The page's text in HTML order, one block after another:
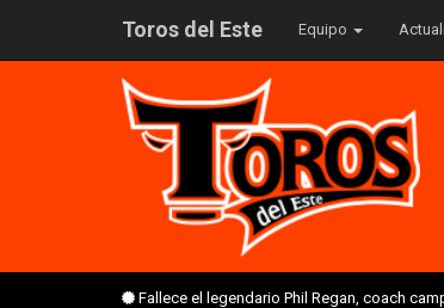
Toros del Este Equipo
Fallece el legendario Phil Regan, coach